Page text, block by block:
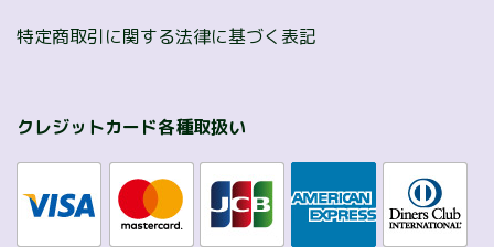
特定商取引に関する法律に基づく表記
クレジットカード各種取扱い